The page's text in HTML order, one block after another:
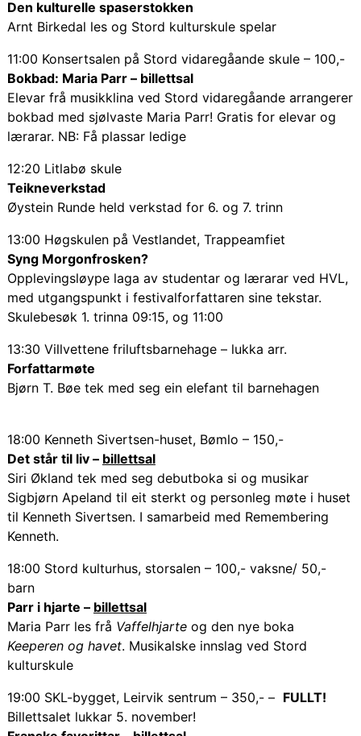
Den kulturelle spaserstokken
Arnt Birkedal les og Stord kulturskule spelar
11:00 Konsertsalen på Stord vidaregåande skule – 100,-
Bokbad: Maria Parr – billettsal
Elevar frå musikklina ved Stord vidaregåande arrangerer
bokbad med sjølvaste Maria Parr! Gratis for elevar og
lærarar. NB: Få plassar ledige
12:20 Litlabø skule
Teikneverkstad
Øystein Runde held verkstad for 6. og 7. trinn
13:00 Høgskulen på Vestlandet, Trappeamfiet
Syng Morgonfrosken?
Opplevingsløype laga av studentar og lærarar ved HVL,
med utgangspunkt i festivalforfattaren sine tekstar.
Skulebesøk 1. trinna 09:15, og 11:00
13:30 Villvettene friluftsbarnehage – lukka arr.
Forfattarmøte
Bjørn T. Bøe tek med seg ein elefant til barnehagen
18:00 Kenneth Sivertsen-huset, Bømlo – 150,-
Det står til liv – billettsal
Siri Økland tek med seg debutboka si og musikar
Sigbjørn Apeland til eit sterkt og personleg møte i huset
til Kenneth Sivertsen. I samarbeid med Remembering
Kenneth.
18:00 Stord kulturhus, storsalen – 100,- vaksne/ 50,-
barn
Parr i hjarte – billettsal
Maria Parr les frå Vaffelhjarteog den nye boka
Keeperen og havet. Musikalske innslag ved Stord
kulturskule
19:00 SKL-bygget, Leirvik sentrum – 350,- – FULLT!
Billettsalet lukkar 5. november!